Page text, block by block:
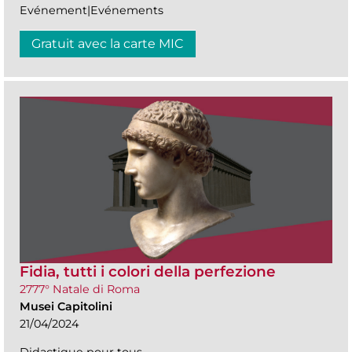
Evénement|Evénements
Gratuit avec la carte MIC
Fidia, tutti i colori della perfezione
2777° Natale di Roma
Musei Capitolini
21/04/2024